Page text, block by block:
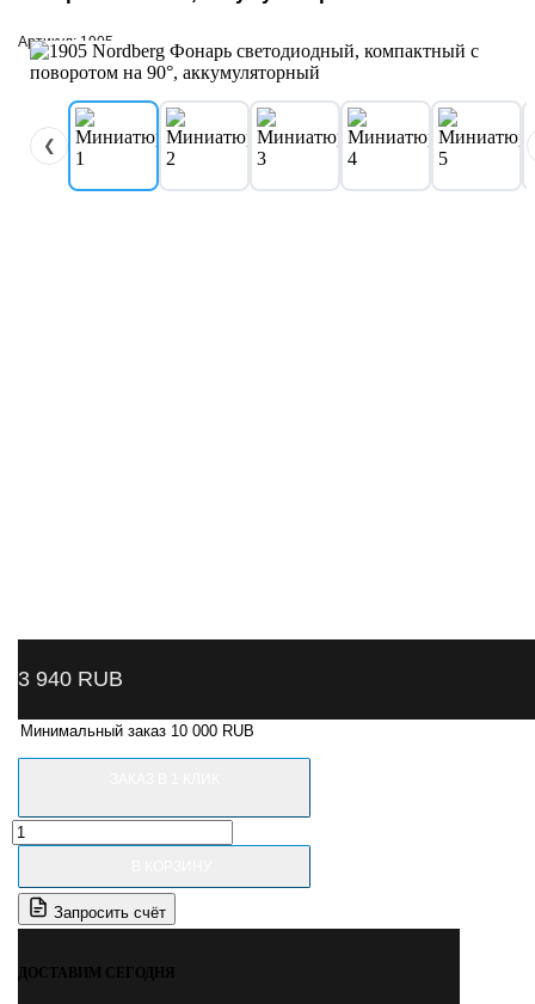
Артикул: 1905
❮
3 940 RUB
Минимальный заказ 10 000 RUB
Количество
товара
Nordberg
ФонарьЗапросить счёт
ДОСТАВИМ СЕГОДНЯ